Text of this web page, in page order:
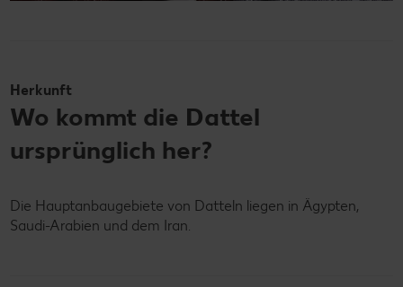
Herkunft
Wo kommt die Dattel
ursprünglich her?
Die Hauptanbaugebiete von Datteln liegen in Ägypten,
Saudi-Arabien und dem Iran.